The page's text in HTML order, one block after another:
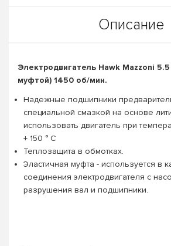
Описание
Электродвигатель Hawk Mazzoni
муфтой) 1450 об/мин.
Надежные подшипники
специальной смазкой на основе
использовать двигатель при
+ 150 ° С
Теплозащита в обмотках.
Эластичная муфта - используется в
соединения электродвигателя с
разрушения вал и подшипники.